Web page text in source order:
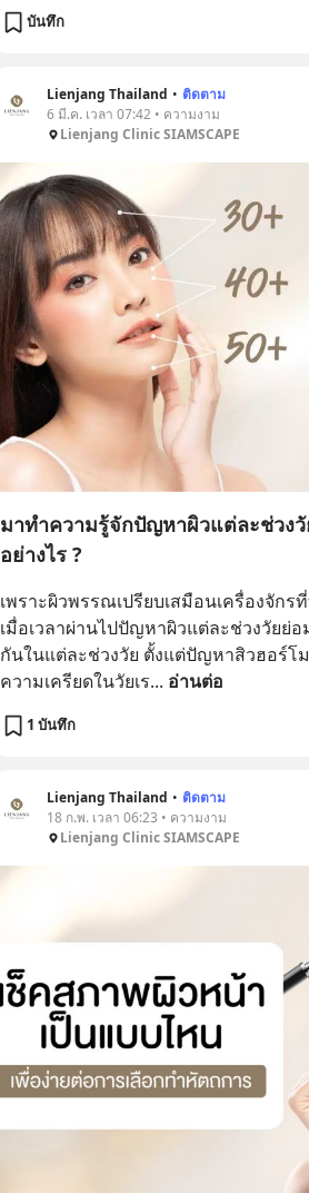
บันทึก
Lienjang Thailand • ติดตาม
6 มี.ค. เวลา 07:42 • ความงาม
Lienjang Clinic SIAMSCAPE
มาทำความรู้จักปัญหาผิวแต่ละช่วงวั
อย่างไร ?
เพราะผิวพรรณเปรียบเสมือนเครื่องจัก
เมื่อเวลาผ่านไปปัญหาผิวแต่ละช่วงวัยย่
กันในแต่ละช่วงวัย ตั้งแต่ปัญหาสิวฮอร์โ
ความเครียดในวัยเร... อ่านต่อ
1 บันทึก
Lienjang Thailand • ติดตาม
18 ก.พ. เวลา 06:23 • ความงาม
Lienjang Clinic SIAMSCAPE